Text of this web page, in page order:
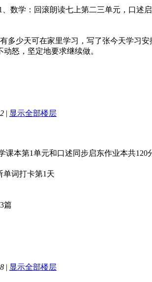
、数学：回滚朗读七上第二三单元，口述
多少天可在家里学习，写了张今天学习
怒，坚定地要求继续做。
| 显示全部楼层
课本第1单元和口述同步启东作业本共
单词打卡第1天
篇
| 显示全部楼层